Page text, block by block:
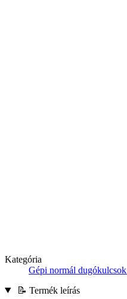
Kategória
Gépi normál
📝 Termék leírás